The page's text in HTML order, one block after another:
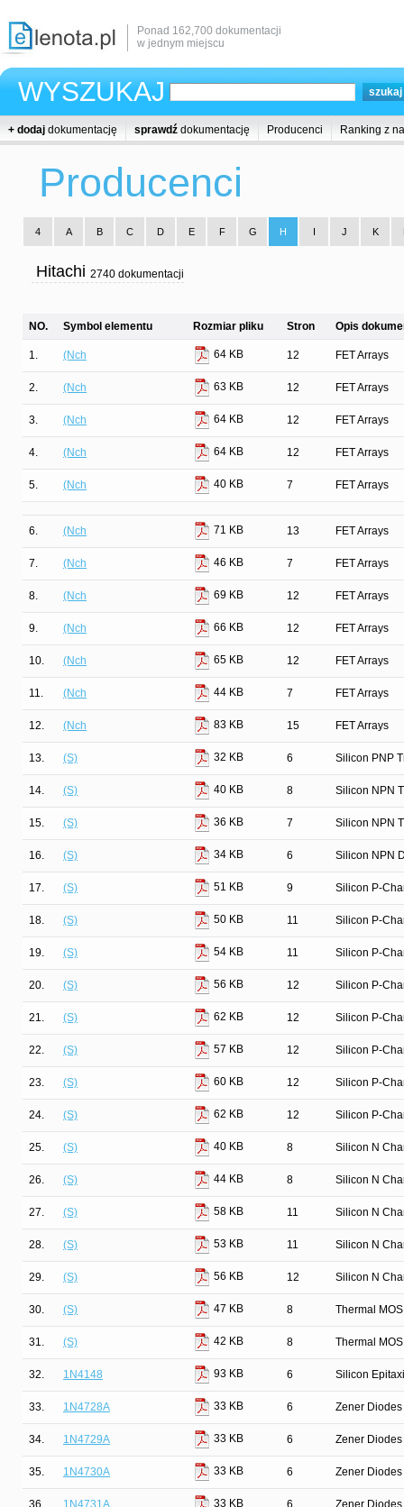
Ponad 162,700 dokumentacji
w jednym miejscu
WYSZUKAJ
+ dodaj dokumentację sprawdź dokumentację Producenci Ranking z
Producenci
4 A B C D E F G H I J K
Hitachi 2740 dokumentacji
NO. Symbol elementu Rozmiar pliku Stron Opis
1. (Nch 64 KB 12 FET Arrays
2. (Nch 63 KB 12 FET Arrays
3. (Nch 64 KB 12 FET Arrays
4. (Nch 64 KB 12 FET Arrays
5. (Nch 40 KB 7 FET Arrays
6. (Nch 71 KB 13 FET Arrays
7. (Nch 46 KB 7 FET Arrays
8. (Nch 69 KB 12 FET Arrays
9. (Nch 66 KB 12 FET Arrays
10. (Nch 65 KB 12 FET Arrays
11. (Nch 44 KB 7 FET Arrays
12. (Nch 83 KB 15 FET Arrays
13. (S) 32 KB 6 Silicon PNP
14. (S) 40 KB 8 Silicon NPN
15. (S) 36 KB 7 Silicon NPN
16. (S) 34 KB 6 Silicon NPN
17. (S) 51 KB 9 Silicon P-
18. (S) 50 KB 11 Silicon P-
19. (S) 54 KB 11 Silicon P-
20. (S) 56 KB 12 Silicon P-
21. (S) 62 KB 12 Silicon P-
22. (S) 57 KB 12 Silicon P-
23. (S) 60 KB 12 Silicon P-
24. (S) 62 KB 12 Silicon P-
25. (S) 40 KB 8 Silicon N
26. (S) 44 KB 8 Silicon N
27. (S) 58 KB 11 Silicon N
28. (S) 53 KB 11 Silicon N
29. (S) 56 KB 12 Silicon N
30. (S) 47 KB 8 Thermal
31. (S) 42 KB 8 Thermal
32. 1N4148 93 KB 6 Silicon
33. 1N4728A 33 KB 6 Zener
34. 1N4729A 33 KB 6 Zener
35. 1N4730A 33 KB 6 Zener
36. 1N4731A 33 KB 6 Zener